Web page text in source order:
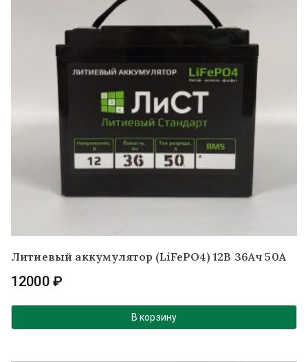
Литиевый аккумулятор (LiFePO4) 12В 36Ач 50А
12000 ₽
В корзину